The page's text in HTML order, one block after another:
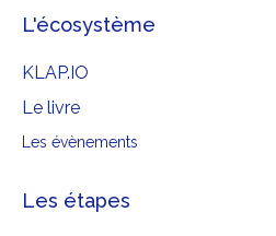
L'écosystème
KLAP.IO
Le livre
Les évènements
Les étapes